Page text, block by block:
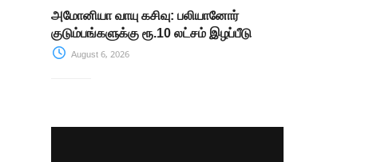
அமோனியா வாயு கசிவு: பலியானோர்
குடும்பங்களுக்கு ரூ.10 லட்சம் இழப்பீடு
August 6, 2026